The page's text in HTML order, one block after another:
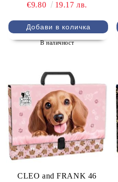
€9.80
19.17 лв.
В наличност
CLEO and FRANK 46